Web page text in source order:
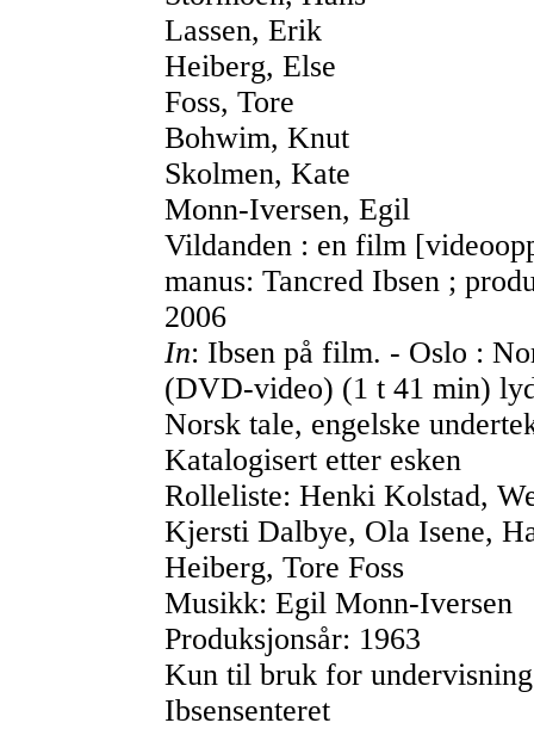
Lassen, Erik
Heiberg, Else
Foss, Tore
Bohwim, Knut
Skolmen, Kate
Monn-Iversen, Egil
Vildanden : en film
manus: Tancred Ibsen ;
2006
In: Ibsen på film. - Oslo :
(DVD-video) (1 t 41 min)
Norsk tale, engelske
Katalogisert etter esken
Rolleliste: Henki Kolstad,
Kjersti Dalbye, Ola Isene,
Heiberg, Tore Foss
Musikk: Egil Monn-Iversen
Produksjonsår: 1963
Kun til bruk for
Ibsensenteret